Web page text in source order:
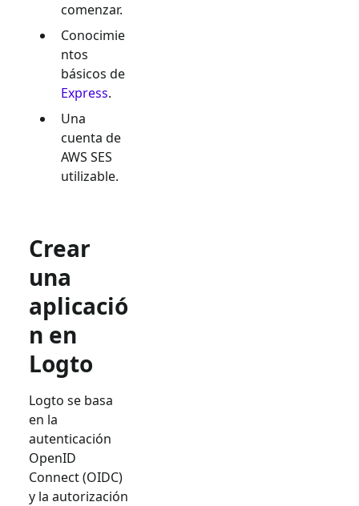
comenzar.
Conocimie
ntos
básicos de
Express.
Una
cuenta de
AWS SES
utilizable.
Crear
una
aplicació
n en
Logto
Logto se basa
en la
autenticación
OpenID
Connect (OIDC)
y la autorización